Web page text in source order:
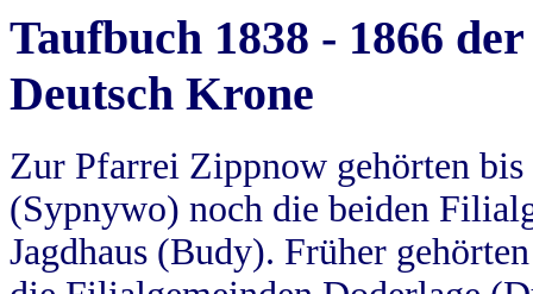
Taufbuch 1838 - 1866
Deutsch Krone
Zur Pfarrei Zippnow gehörten
(Sypnywo) noch die beiden
Jagdhaus (Budy). Früher